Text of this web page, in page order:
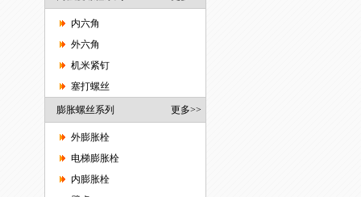
内六角
外六角
机米紧钉
塞打螺丝
膨胀螺丝系列 更多>>
外膨胀栓
电梯膨胀栓
内膨胀栓